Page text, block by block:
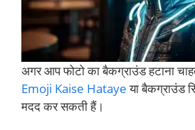
अगर आप फोटो का बैकग्राउंड हटाना
Emoji Kaise Hatayeया बैकग्राउंड
मदद कर सकती हैं।